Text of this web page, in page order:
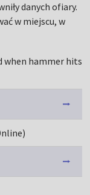
danych ofiary.
w miejscu, w
when hammer hits